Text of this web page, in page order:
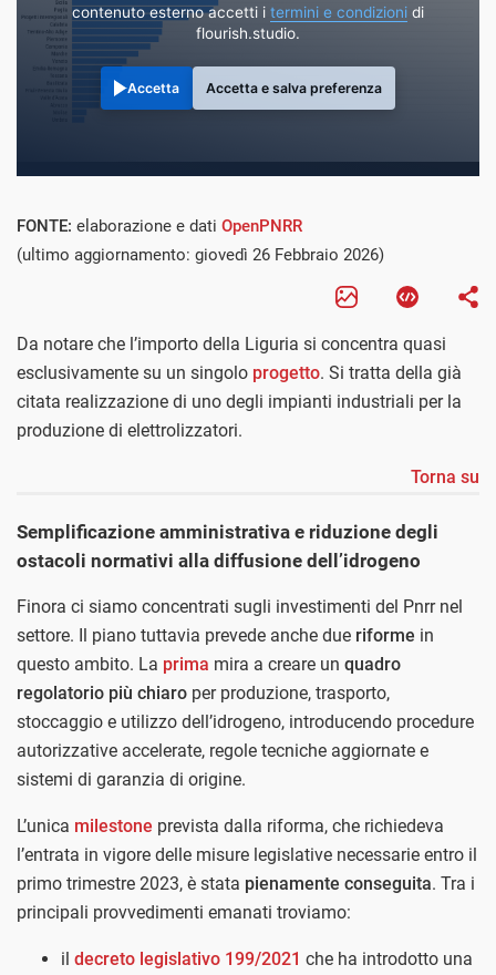
contenuto esterno accetti i termini e condizioni di
flourish.studio.
Accetta Accetta e salva preferenza
FONTE: elaborazione e dati OpenPNRR
(ultimo aggiornamento: giovedì 26 Febbraio 2026)
Da notare che l’importo della Liguria si concentra quasi
esclusivamente su un singolo progetto. Si tratta della già
citata realizzazione di uno degli impianti industriali per la
produzione di elettrolizzatori.
Torna su
Semplificazione amministrativa e riduzione degli
ostacoli normativi alla diffusione dell’idrogeno
Finora ci siamo concentrati sugli investimenti del Pnrr nel
settore. Il piano tuttavia prevede anche due riforme in
questo ambito. La prima mira a creare un quadro
regolatorio più chiaro per produzione, trasporto,
stoccaggio e utilizzo dell’idrogeno, introducendo procedure
autorizzative accelerate, regole tecniche aggiornate e
sistemi di garanzia di origine.
L’unica milestone prevista dalla riforma, che richiedeva
l’entrata in vigore delle misure legislative necessarie entro il
primo trimestre 2023, è stata pienamente conseguita. Tra i
principali provvedimenti emanati troviamo:
il decreto legislativo 199/2021 che ha introdotto una